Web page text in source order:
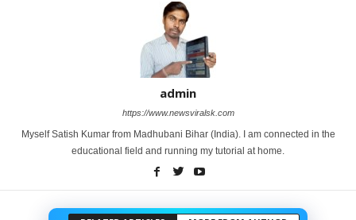
admin
https://www.newsviralsk.com
Myself Satish Kumar from Madhubani Bihar (India). I am connected in the
educational field and running my tutorial at home.